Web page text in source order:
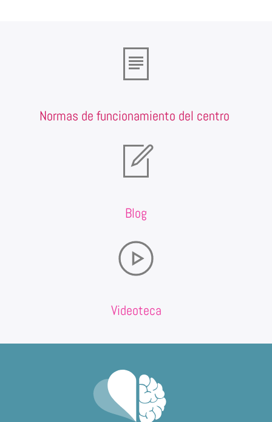
Normas de funcionamiento del centro
Blog
Videoteca